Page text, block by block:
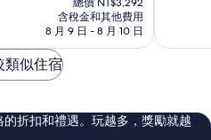
價
格
為
NT$2,824
含稅金和其他費用
8 月 9 日 - 8 月 10 日
浦
棒
評
論
類似住宿
折扣和禮遇。玩越多，獎勵就越